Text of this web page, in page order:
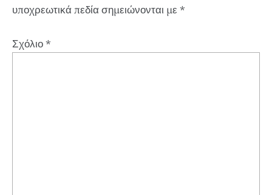
υποχρεωτικά πεδία σημειώνονται με *
Σχόλιο*